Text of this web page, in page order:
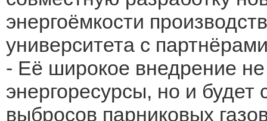
энергоёмкости
университета с
- Её широкое внедрение
энергоресурсы, но и
выбросов парниковых